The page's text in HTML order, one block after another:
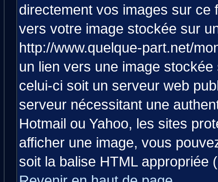
directement vos images sur ce
vers votre image stockée sur
http://www.quelque-part.net/
un lien vers une image
celui-ci soit un serveur web
serveur nécessitant une
Hotmail ou Yahoo, les sites
afficher une image, vous
soit la balise HTML appropriée